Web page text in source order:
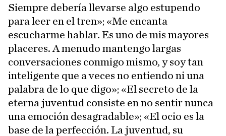
Siempre debería llevarse algo estupendo
para leer en el tren»; «Me encanta
escucharme hablar. Es uno de mis mayores
placeres. A menudo mantengo largas
conversaciones conmigo mismo, y soy tan
inteligente que a veces no entiendo ni una
palabra de lo que digo»; «El secreto de la
eterna juventud consiste en no sentir nunca
una emoción desagradable»; «El ocio es la
base de la perfección. La juventud, su